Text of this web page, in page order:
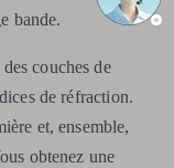
bande.
couches de
de réfraction.
et, ensemble,
obtenez une